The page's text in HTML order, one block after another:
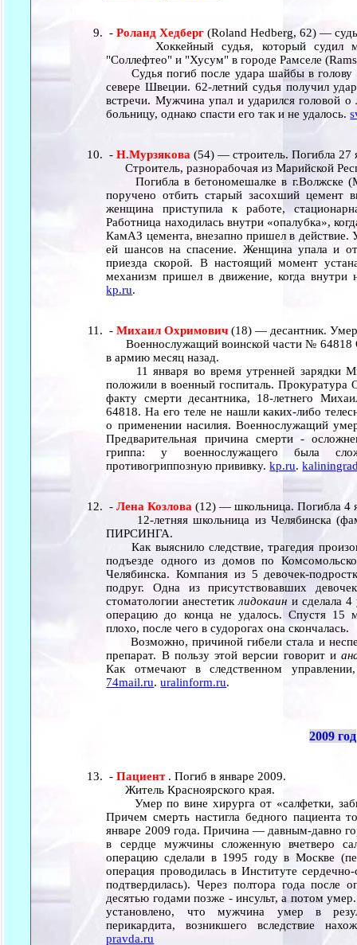
-Роланд Хедберг (Roland Hedberg, 62) —
Хоккейный судья, который судил
"Соллефтео" и "Хусум" в городе Рамселе
Судья погиб после удара шайбы в голову
севере Швеции. 62-летний судья получил
встречи. Мужчина упал и ударился головой о
больницу, однако спасти его так и не удалось.
-Н.Мурзякова (54) — строитель. Погибла 27
Строитель, разнорабочая из Марийской
Погибла в бетономешалке в г.Волжске
поручено отбить старый засохший цемент
женщина приступила к работе,
Работница находилась внутри «опалубка»,
КамАЗ цемента, внезапно пришел в действие.
ей шансов на спасение. Женщина упала и
приезда скорой. В настоящий момент
механизм пришел в движение, когда внутри
kp.ru.
-Михаил Охримович (18) — десантник.
Военнослужащий воинской части № 64818
в армию месяц назад.
11 января во время утренней зарядки
положили в военный госпиталь. Прокуратура
факту смерти десантника, 18-летнего
64818. На его теле не нашли каких-либо
о применении насилия. Военнослужащий
Предварительная причина смерти -
гриппа: у военнослужащего была
противогриппозную прививку.kp.ru.
-Лена Козлова (12) — школьница. Погибла 4
12-летняя школьница из Челябинска
ПИРСИНГА.
Как выяснило следствие, трагедия
подъезде одного из домов по
Челябинска. Компания из 5 девочек-
подруг. Одна из присутствовавших
стоматологии анестетиклидокаин и сделала 4
операцию до конца не удалось. Спустя 15
плохо, после чего в судорогах она скончалась.
Возможно, причиной гибели стала и
препарат. В пользу этой версии говорит и
Как отмечают в следственном
74mail.ru.uralinform.ru.
2009 год
-Пациент . Погиб в январе 2009.
Житель Красноярского края.
Умер по вине хирурга от «салфетки,
Причем смерть настигла бедного пациента
январе 2009 года. Причина — давным-давно
в сердце мужчины сложенную вчетверо
операцию сделали в 1995 году в Москве
операция проводилась в Институте
подтвердилась). Через полтора года после
десятью годами позже - инсульт, а потом
установлено, что мужчина умер в
перикардита, возникшего вследствие
pravda.ru